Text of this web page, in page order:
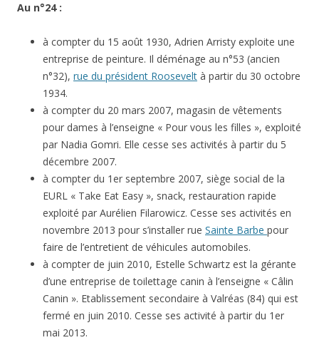
Au n°24 :
à compter du 15 août 1930, Adrien Arristy exploite une
entreprise de peinture. Il déménage au n°53 (ancien
n°32), rue du président Roosevelt à partir du 30 octobre
1934.
à compter du 20 mars 2007, magasin de vêtements
pour dames à l’enseigne « Pour vous les filles », exploité
par Nadia Gomri. Elle cesse ses activités à partir du 5
décembre 2007.
à compter du 1er septembre 2007, siège social de la
EURL « Take Eat Easy », snack, restauration rapide
exploité par Aurélien Filarowicz. Cesse ses activités en
novembre 2013 pour s’installer rue Sainte Barbe pour
faire de l’entretient de véhicules automobiles.
à compter de juin 2010, Estelle Schwartz est la gérante
d’une entreprise de toilettage canin à l’enseigne « Câlin
Canin ». Etablissement secondaire à Valréas (84) qui est
fermé en juin 2010. Cesse ses activité à partir du 1er
mai 2013.